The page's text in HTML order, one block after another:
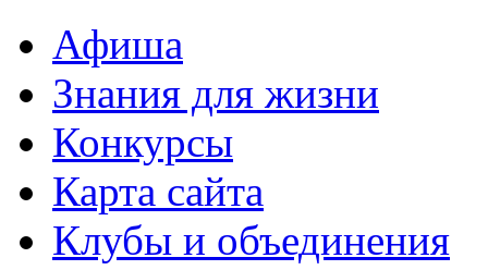
Афиша
Знания для жизни
Конкурсы
Карта сайта
Клубы и объединения